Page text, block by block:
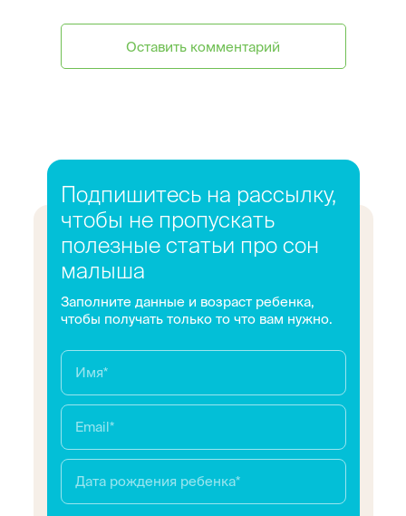
Оставить комментарий
Подпишитесь на рассылку,
чтобы не пропускать
полезные статьи про сон
малыша
Заполните данные и возраст ребенка,
чтобы получать только то что вам нужно.